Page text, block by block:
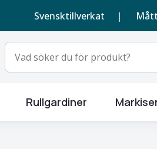
Svensktillverkat |
Rullgardiner